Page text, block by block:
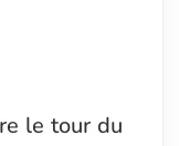
le tour du